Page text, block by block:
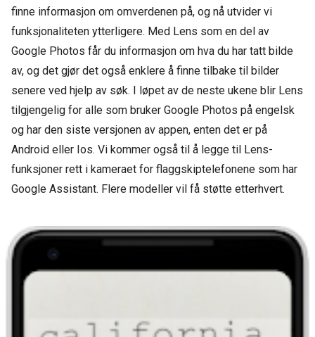
finne informasjon om omverdenen på, og nå utvider vi
funksjonaliteten ytterligere. Med Lens som en del av
Google Photos får du informasjon om hva du har tatt bilde
av, og det gjør det også enklere å finne tilbake til bilder
senere ved hjelp av søk. I løpet av de neste ukene blir Lens
tilgjengelig for alle som bruker Google Photos på engelsk
og har den siste versjonen av appen, enten det er på
Android eller Ios. Vi kommer også til å legge til Lens-
funksjoner rett i kameraet for flaggskiptelefonene som har
Google Assistant. Flere modeller vil få støtte etterhvert.